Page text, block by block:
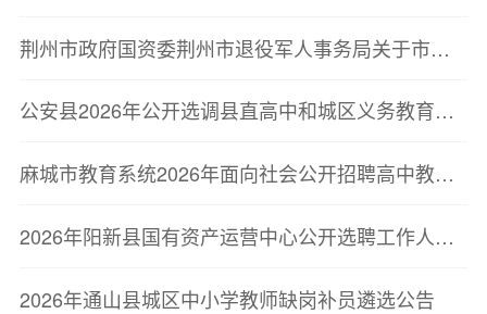
荆州市政府国资委荆州市退役军人事务局关于市属企业面向退役军人专项招聘纪检工作人员面试公告
公安县2026年公开选调县直高中和城区义务教育学校教师公告
麻城市教育系统2026年面向社会公开招聘高中教师资格复审公告
2026年阳新县国有资产运营中心公开选聘工作人员名单公示
2026年通山县城区中小学教师缺岗补员遴选公告